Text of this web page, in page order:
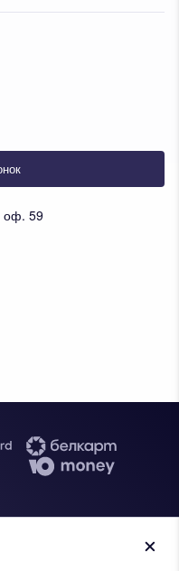
оф. 59
"ИВК ВЕЛЕС",
выдано